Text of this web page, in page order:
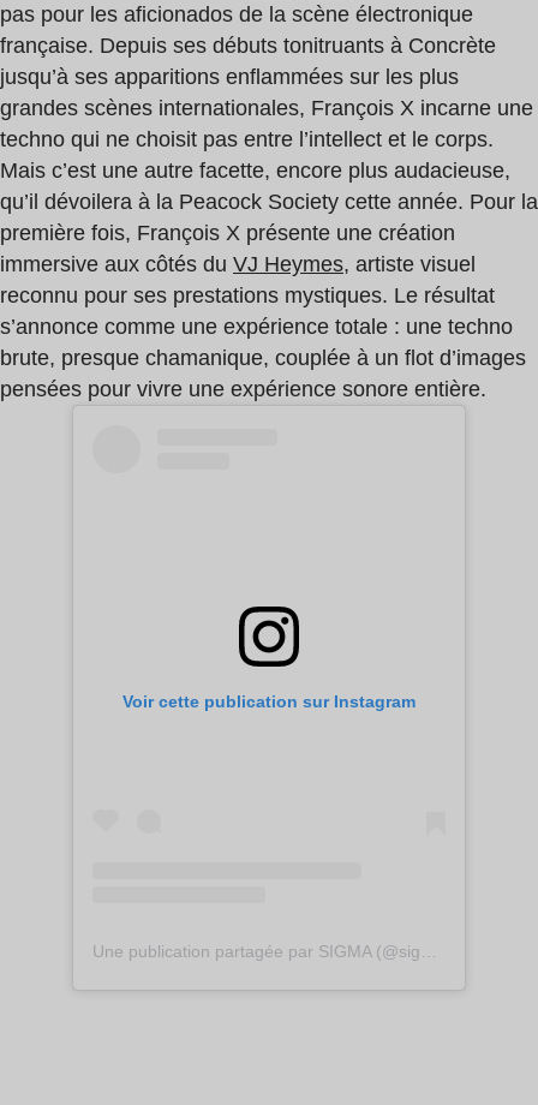
pas pour les aficionados de la scène électronique
française. Depuis ses débuts tonitruants à Concrète
jusqu’à ses apparitions enflammées sur les plus
grandes scènes internationales, François X incarne une
techno qui ne choisit pas entre l’intellect et le corps.
Mais c’est une autre facette, encore plus audacieuse,
qu’il dévoilera à la Peacock Society cette année. Pour la
première fois, François X présente une création
immersive aux côtés du VJ Heymes, artiste visuel
reconnu pour ses prestations mystiques. Le résultat
s’annonce comme une expérience totale : une techno
brute, presque chamanique, couplée à un flot d’images
pensées pour vivre une expérience sonore entière.
Voir cette publication sur Instagram
Une publication partagée par SIGMA (@sigma_wav)